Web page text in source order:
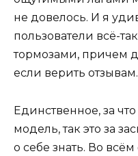
не довелось. И я
пользователи всё-
тормозами, причем
если верить отзывам.
Единственное, за
модель, так это за
о себе знать. Во